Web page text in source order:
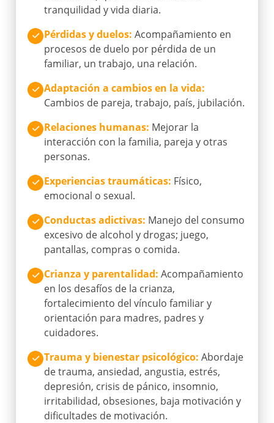
tranquilidad y vida diaria.
Pérdidas y duelos: Acompañamiento en
procesos de duelo por pérdida de un
familiar, un trabajo, una relación.
Adaptación a cambios en la vida:
Cambios de pareja, trabajo, país, jubilación.
Relaciones humanas: Mejorar la
interacción con la familia, pareja y otras
personas.
Experiencias traumáticas: Físico,
emocional o sexual.
Conductas adictivas: Manejo del consumo
excesivo de alcohol y drogas; juego,
pantallas, compras o comida.
Crianza y parentalidad: Acompañamiento
en los desafíos de la crianza,
fortalecimiento del vínculo familiar y
orientación para madres, padres y
cuidadores.
Trauma y bienestar psicológico: Abordaje
de trauma, ansiedad, angustia, estrés,
depresión, crisis de pánico, insomnio,
irritabilidad, obsesiones, baja motivación y
dificultades de motivación.